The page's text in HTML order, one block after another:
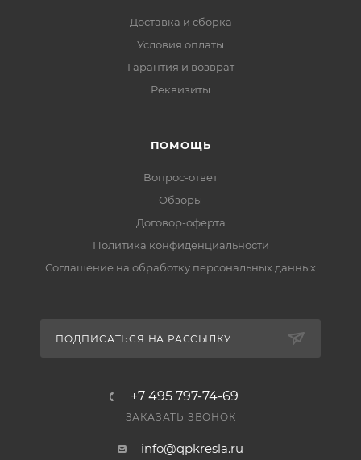
Доставка и сборка
Условия оплаты
Гарантия и возврат
Реквизиты
ПОМОЩЬ
Вопрос-ответ
Обзоры
Договор-оферта
Политика конфиденциальности
Соглашение на обработку персональных данных
ПОДПИСАТЬСЯ НА РАССЫЛКУ
+7 495 797-74-69
ЗАКАЗАТЬ ЗВОНОК
info@qpkresla.ru